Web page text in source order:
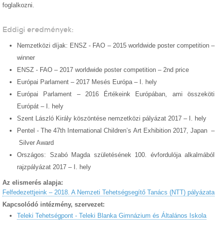
foglalkozni.
Eddigi eredmények:
Nemzetközi díjak: ENSZ - FAO – 2015 worldwide poster competition –
winner
ENSZ - FAO – 2017 worldwide poster competition – 2nd price
Európai Parlament – 2017 Mesés Európa – I. hely
Európai Parlament – 2016 Értékeink Európában, ami összeköti
Európát – I. hely
Szent László Király köszöntése nemzetközi pályázat 2017 – I. hely
Pentel - The 47th International Children’s Art Exhibition 2017, Japan –
Silver Award
Országos: Szabó Magda születésének 100. évfordulója alkalmából
rajzpályázat 2017 –I. hely
Az elismerés alapja:
Felfedezettjeink – 2018. A Nemzeti Tehetségsegítő Tanács (NTT) pályázata
Kapcsolódó intézmény, szervezet:
Teleki Tehetségpont - Teleki Blanka Gimnázium és Általános Iskola